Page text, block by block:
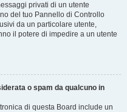
privati ​​di un utente
del tuo Pannello di Controllo
da un particolare utente,
il potere di impedire a un utente
o spam da qualcuno in
di questa Board include un